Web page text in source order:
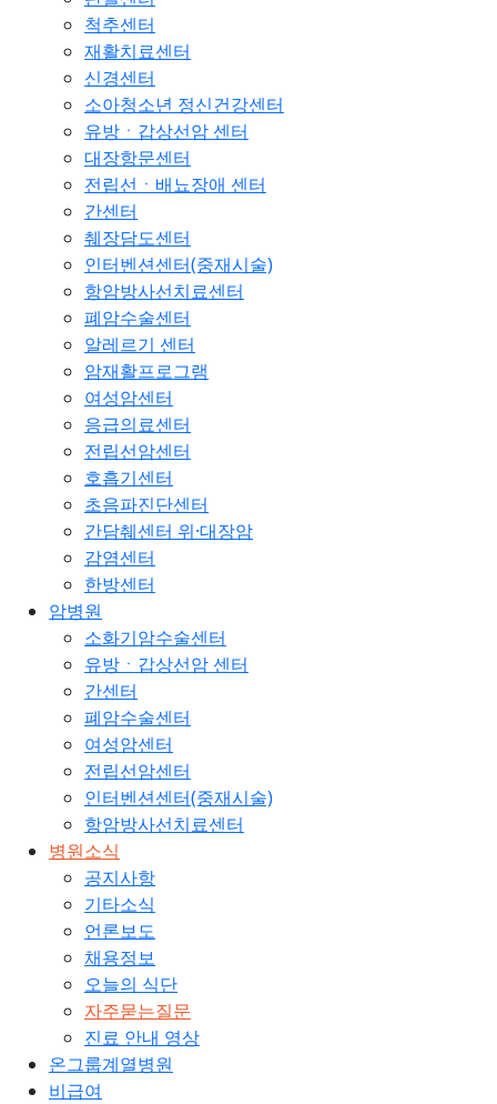
척추센터
재활치료센터
신경센터
소아청소년 정신건강센터
유방ㆍ갑상선암 센터
대장항문센터
전립선ㆍ배뇨장애 센터
간센터
췌장담도센터
인터벤션센터(중재시술)
항암방사선치료센터
폐암수술센터
알레르기 센터
암재활프로그램
여성암센터
응급의료센터
전립선암센터
호흡기센터
초음파진단센터
간담췌센터 위·대장암
감염센터
한방센터
암병원
소화기암수술센터
유방ㆍ갑상선암 센터
간센터
폐암수술센터
여성암센터
전립선암센터
인터벤션센터(중재시술)
항암방사선치료센터
병원소식
공지사항
기타소식
언론보도
채용정보
오늘의 식단
자주묻는질문
진료 안내 영상
온그룹계열병원
비급여